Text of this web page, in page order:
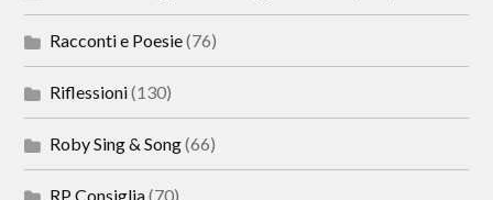
Racconti e Poesie(76)
Riflessioni(130)
Roby Sing & Song(66)
RP Consiglia(70)